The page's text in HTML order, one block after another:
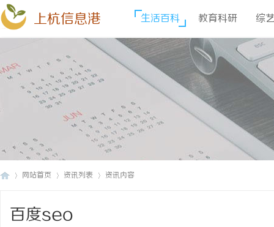
上杭信息港 生活百科 教育科研 综
网站首页 资讯列表 资讯内容
百度seo